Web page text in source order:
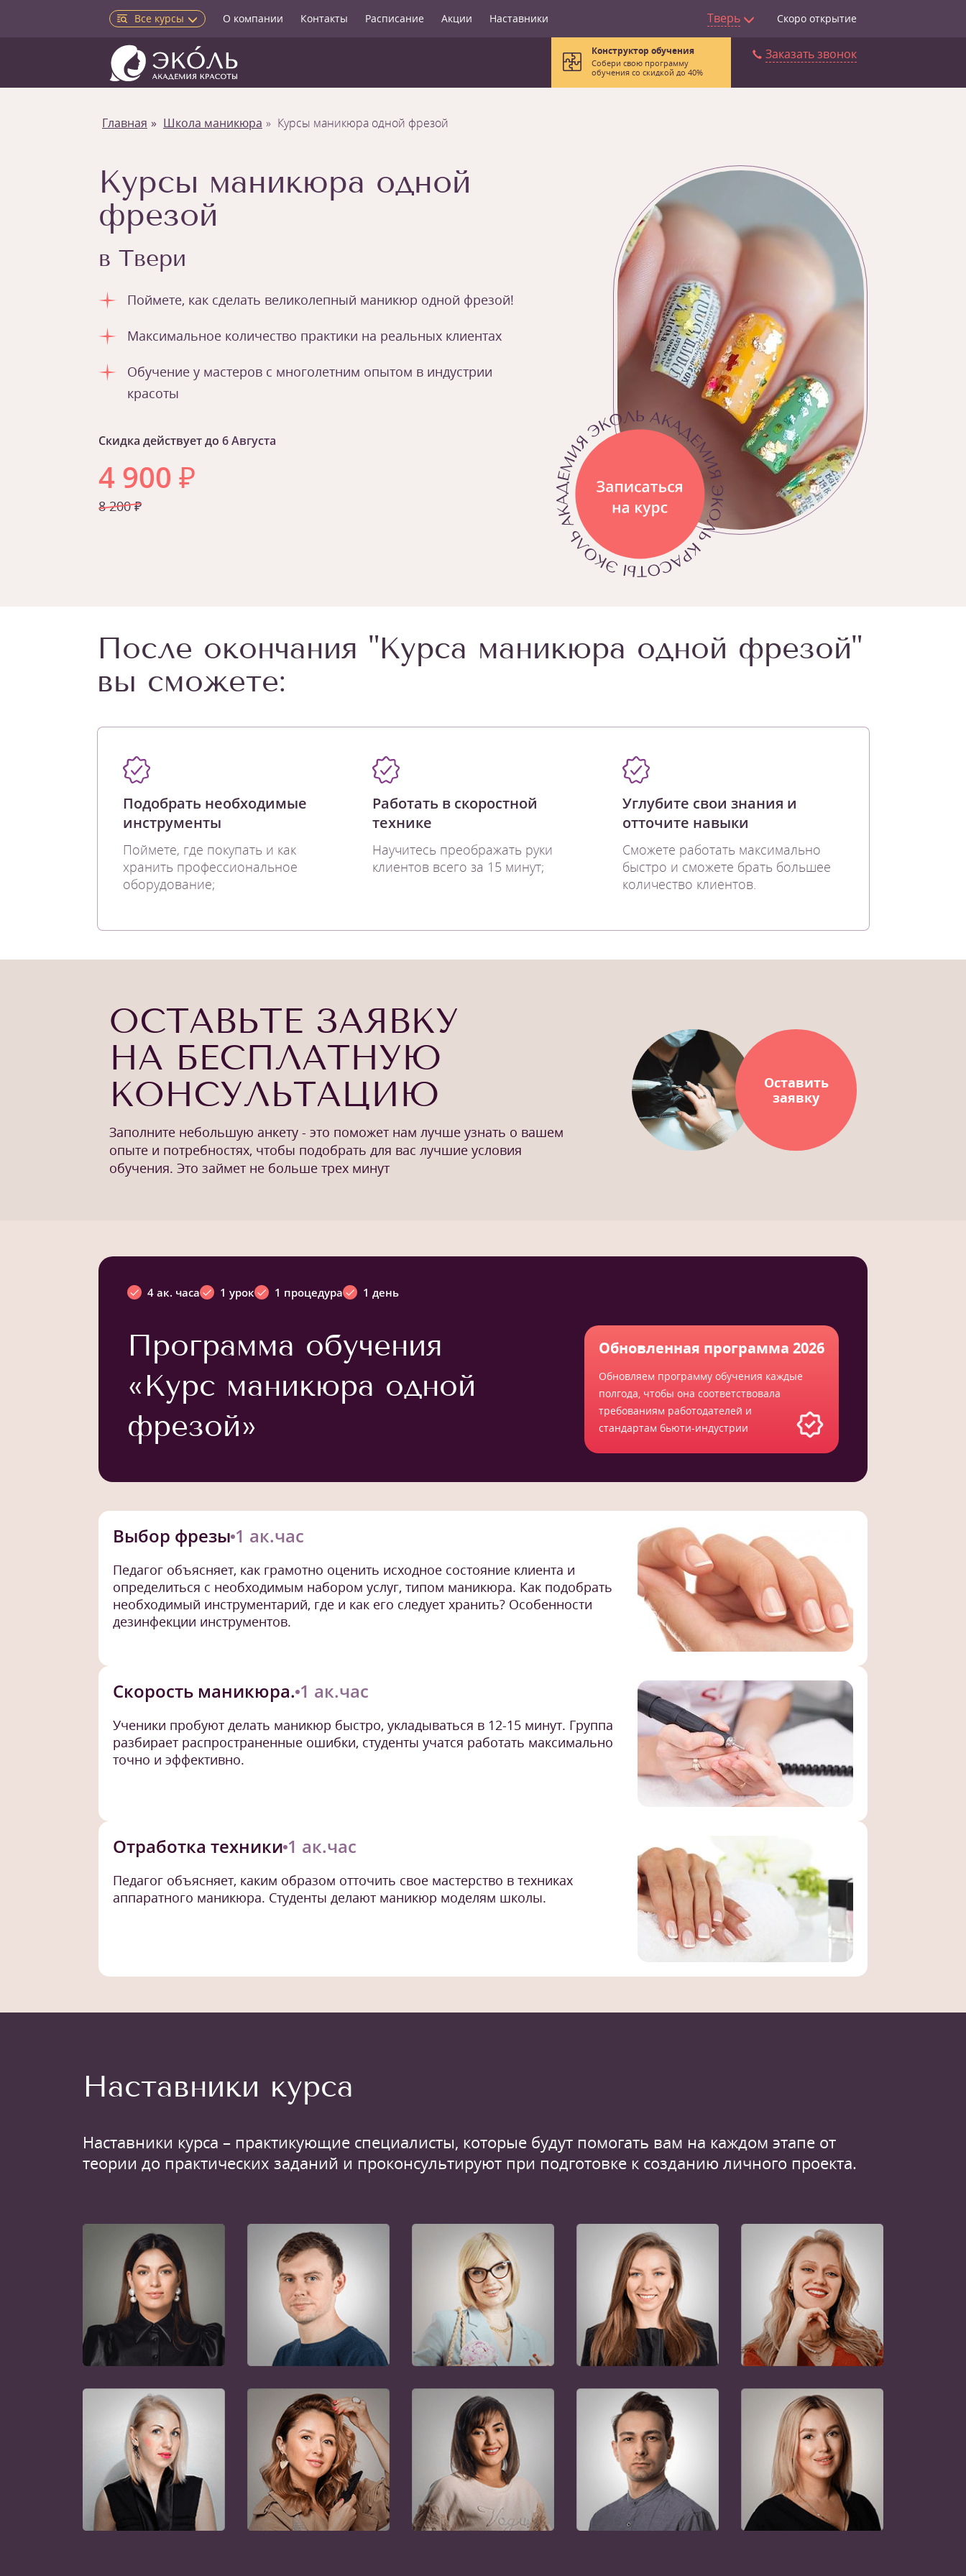
Все курсы О компании Контакты Расписание Акции Наставники Тверь Скоро открытие
Заказать звонок
Конструктор обучения
Собери свою программу
обучения со скидкой до 40%
Главная Школа маникюра Курсы маникюра одной фрезой
Курсы маникюра одной
фрезой
в Твери
Поймете, как сделать великолепный маникюр одной фрезой!
Максимальное количество практики на реальных клиентах
Обучение у мастеров с многолетним опытом в индустрии
красоты
Скидка действует до 6 Августа
4 900 ₽
8 200 ₽
После окончания "Курса маникюра одной фрезой"
вы сможете:
Подобрать необходимые
инструменты
Поймете, где покупать и как
хранить профессиональное
оборудование;
Работать в скоростной
технике
Научитесь преображать руки
клиентов всего за 15 минут;
Углубите свои знания и
отточите навыки
Сможете работать максимально
быстро и сможете брать большее
количество клиентов.
ОСТАВЬТЕ ЗАЯВКУ
НА БЕСПЛАТНУЮ
КОНСУЛЬТАЦИЮ
Заполните небольшую анкету - это поможет нам лучше узнать о вашем
опыте и потребностях, чтобы подобрать для вас лучшие условия
обучения. Это займет не больше трех минут
Оставить
заявку
4 ак. часа 1 урок 1 процедура 1 день
Программа обучения
«Курс маникюра одной
фрезой»
Обновленная программа 2026
Обновляем программу обучения каждые
полгода, чтобы она соответствовала
требованиям работодателей и
стандартам бьюти-индустрии
Выбор фрезы 1 ак.час
Педагог объясняет, как грамотно оценить исходное состояние клиента и
определиться с необходимым набором услуг, типом маникюра. Как подобрать
необходимый инструментарий, где и как его следует хранить? Особенности
дезинфекции инструментов.
Скорость маникюра. 1 ак.час
Ученики пробуют делать маникюр быстро, укладываться в 12-15 минут. Группа
разбирает распространенные ошибки, студенты учатся работать максимально
точно и эффективно.
Отработка техники 1 ак.час
Педагог объясняет, каким образом отточить свое мастерство в техниках
аппаратного маникюра. Студенты делают маникюр моделям школы.
Наставники курса
Наставники курса – практикующие специалисты, которые будут помогать вам на каждом этапе от
теории до практических заданий и проконсультируют при подготовке к созданию личного проекта.